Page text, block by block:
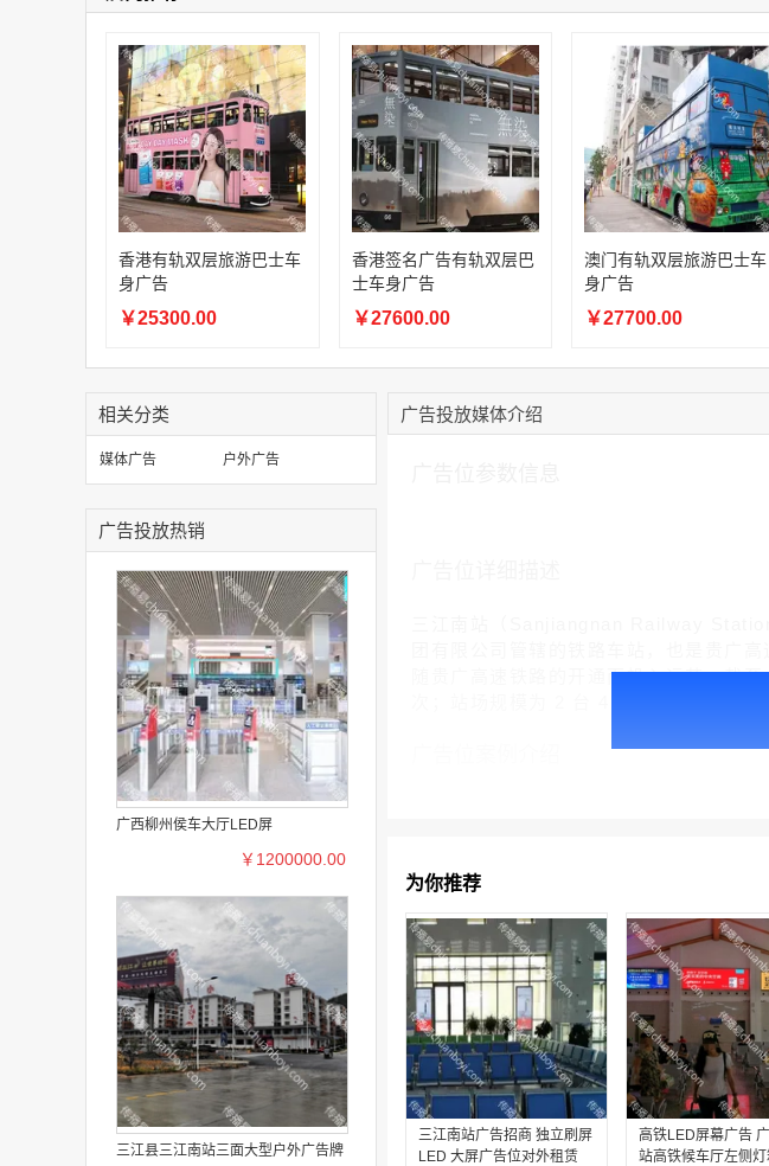
香港有轨双层旅游巴士车
身广告
￥25300.00
香港签名广告有轨双层巴
士车身广告
￥27600.00
澳门有轨双层旅游巴士车
身广告
￥27700.00
相关分类
媒体广告 户外广告
广告投放热销
广西柳州侯车大厅LED屏
￥1200000.00
三江县三江南站三面大型户外广告牌
广告投放媒体介绍
随贵广高速铁路的开通而投入运营。截
为你推荐
三江南站广告招商 独立刷屏
LED 大屏广告位对外租赁
高铁LED屏幕广告 广西阳朔
站高铁候车厅左侧